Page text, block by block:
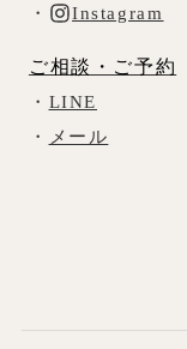
・
Instagram
ご相談・ご予約
・ LINE
・
メール